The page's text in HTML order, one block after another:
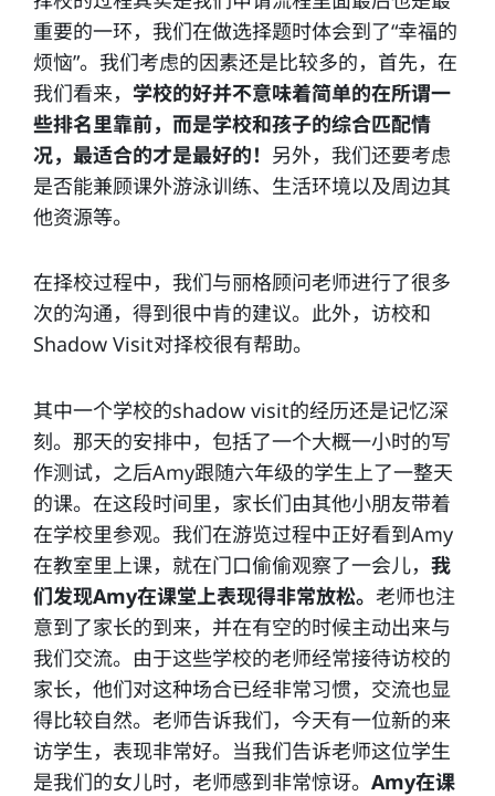
重要的一环，我们在做选择题时体会到了“幸福的
烦恼”。我们考虑的因素还是比较多的，首先，在
我们看来， 学校的好并不意味着简单的在所谓一
些排名里靠前，而是学校和孩子的综合匹配情
况，最适合的才是最好的！ 另外，我们还要考虑
是否能兼顾课外游泳训练、生活环境以及周边其
他资源等。
在择校过程中，我们与丽格顾问老师进行了很多
次的沟通，得到很中肯的建议。此外，访校和
Shadow Visit对择校很有帮助。
其中一个学校的shadow visit的经历还是记忆深
刻。那天的安排中，包括了一个大概一小时的写
作测试，之后Amy跟随六年级的学生上了一整天
的课。在这段时间里，家长们由其他小朋友带着
在学校里参观。我们在游览过程中正好看到Amy
在教室里上课，就在门口偷偷观察了一会儿， 我
们发现Amy在课堂上表现得非常放松。 老师也注
意到了家长的到来，并在有空的时候主动出来与
我们交流。由于这些学校的老师经常接待访校的
家长，他们对这种场合已经非常习惯，交流也显
得比较自然。老师告诉我们，今天有一位新的来
访学生，表现非常好。当我们告诉老师这位学生
是我们的女儿时，老师感到非常惊讶。 Amy在课